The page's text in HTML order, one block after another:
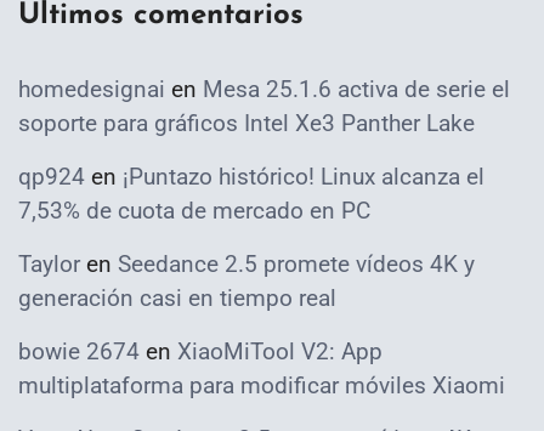
Ultimos comentarios
homedesignai en Mesa 25.1.6 activa de serie el
soporte para gráficos Intel Xe3 Panther Lake
qp924 en ¡Puntazo histórico! Linux alcanza el
7,53% de cuota de mercado en PC
Taylor en Seedance 2.5 promete vídeos 4K y
generación casi en tiempo real
bowie 2674 en XiaoMiTool V2: App
multiplataforma para modificar móviles Xiaomi